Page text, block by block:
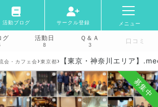
活動ブログ サークル登録 メニュー
グ 活動日
8
Ｑ＆Ａ
3 口コミ
会・カフェ会›東京都› 【東京・神奈川エリア】
募集中